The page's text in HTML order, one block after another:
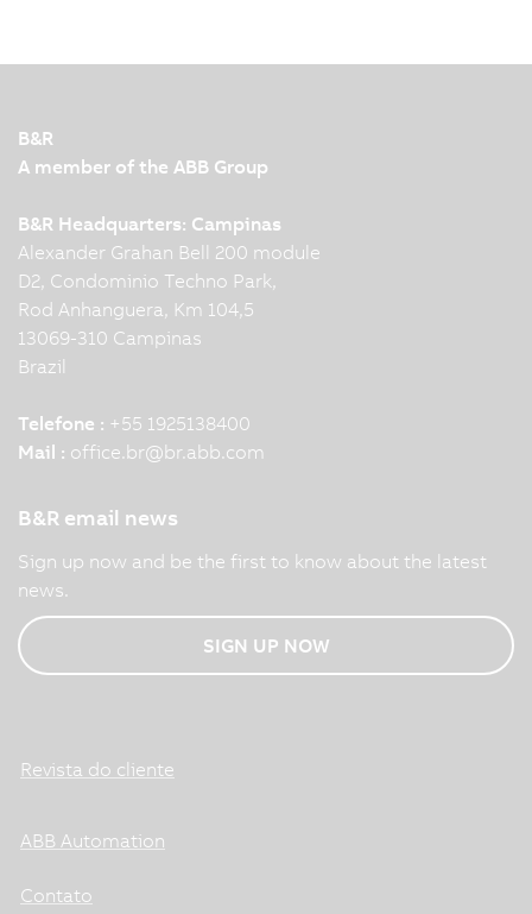
B&R
A member of the ABB Group
B&R Headquarters: Campinas
Alexander Grahan Bell 200 module
D2, Condominio Techno Park,
Rod Anhanguera, Km 104,5
13069-310 Campinas
Brazil
Telefone : +55 1925138400
Mail : office.br@br.abb.com
B&R email news
Sign up now and be the first to know about the latest
news.
SIGN UP NOW
Revista do cliente
ABB Automation
Contato